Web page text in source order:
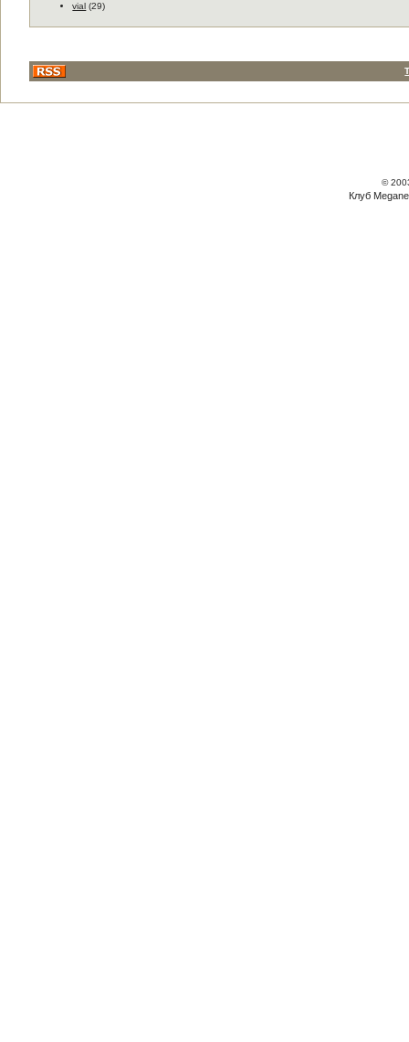
vial (29)
©
Клуб